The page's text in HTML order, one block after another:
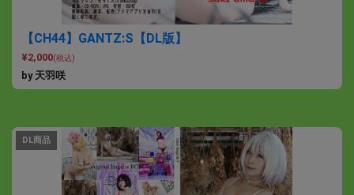
【CH44】GANTZ:S【DL版】
¥2,000(税込)
by 天羽咲
DL商品